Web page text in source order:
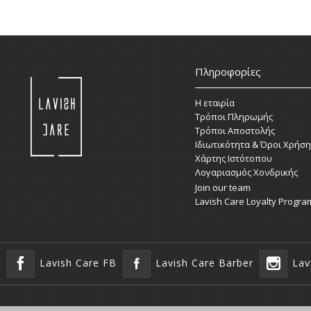
Πληροφορίες
Η εταιρία
Τρόποι Πληρωμής
Τρόποι Αποστολής
Ιδιωτικότητα & Όροι
Χάρτης Ιστότοπου
Λογαριασμός Χονδρικής
Join our team
Lavish Care Loyalty
Lavish Care FB Lavish Care Barber